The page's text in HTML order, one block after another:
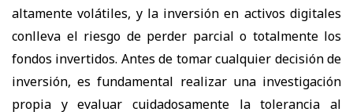
altamente volátiles, y la inversión en activos digitales
conlleva el riesgo de perder parcial o totalmente los
fondos invertidos. Antes de tomar cualquier decisión de
inversión, es fundamental realizar una investigación
propia y evaluar cuidadosamente la tolerancia al